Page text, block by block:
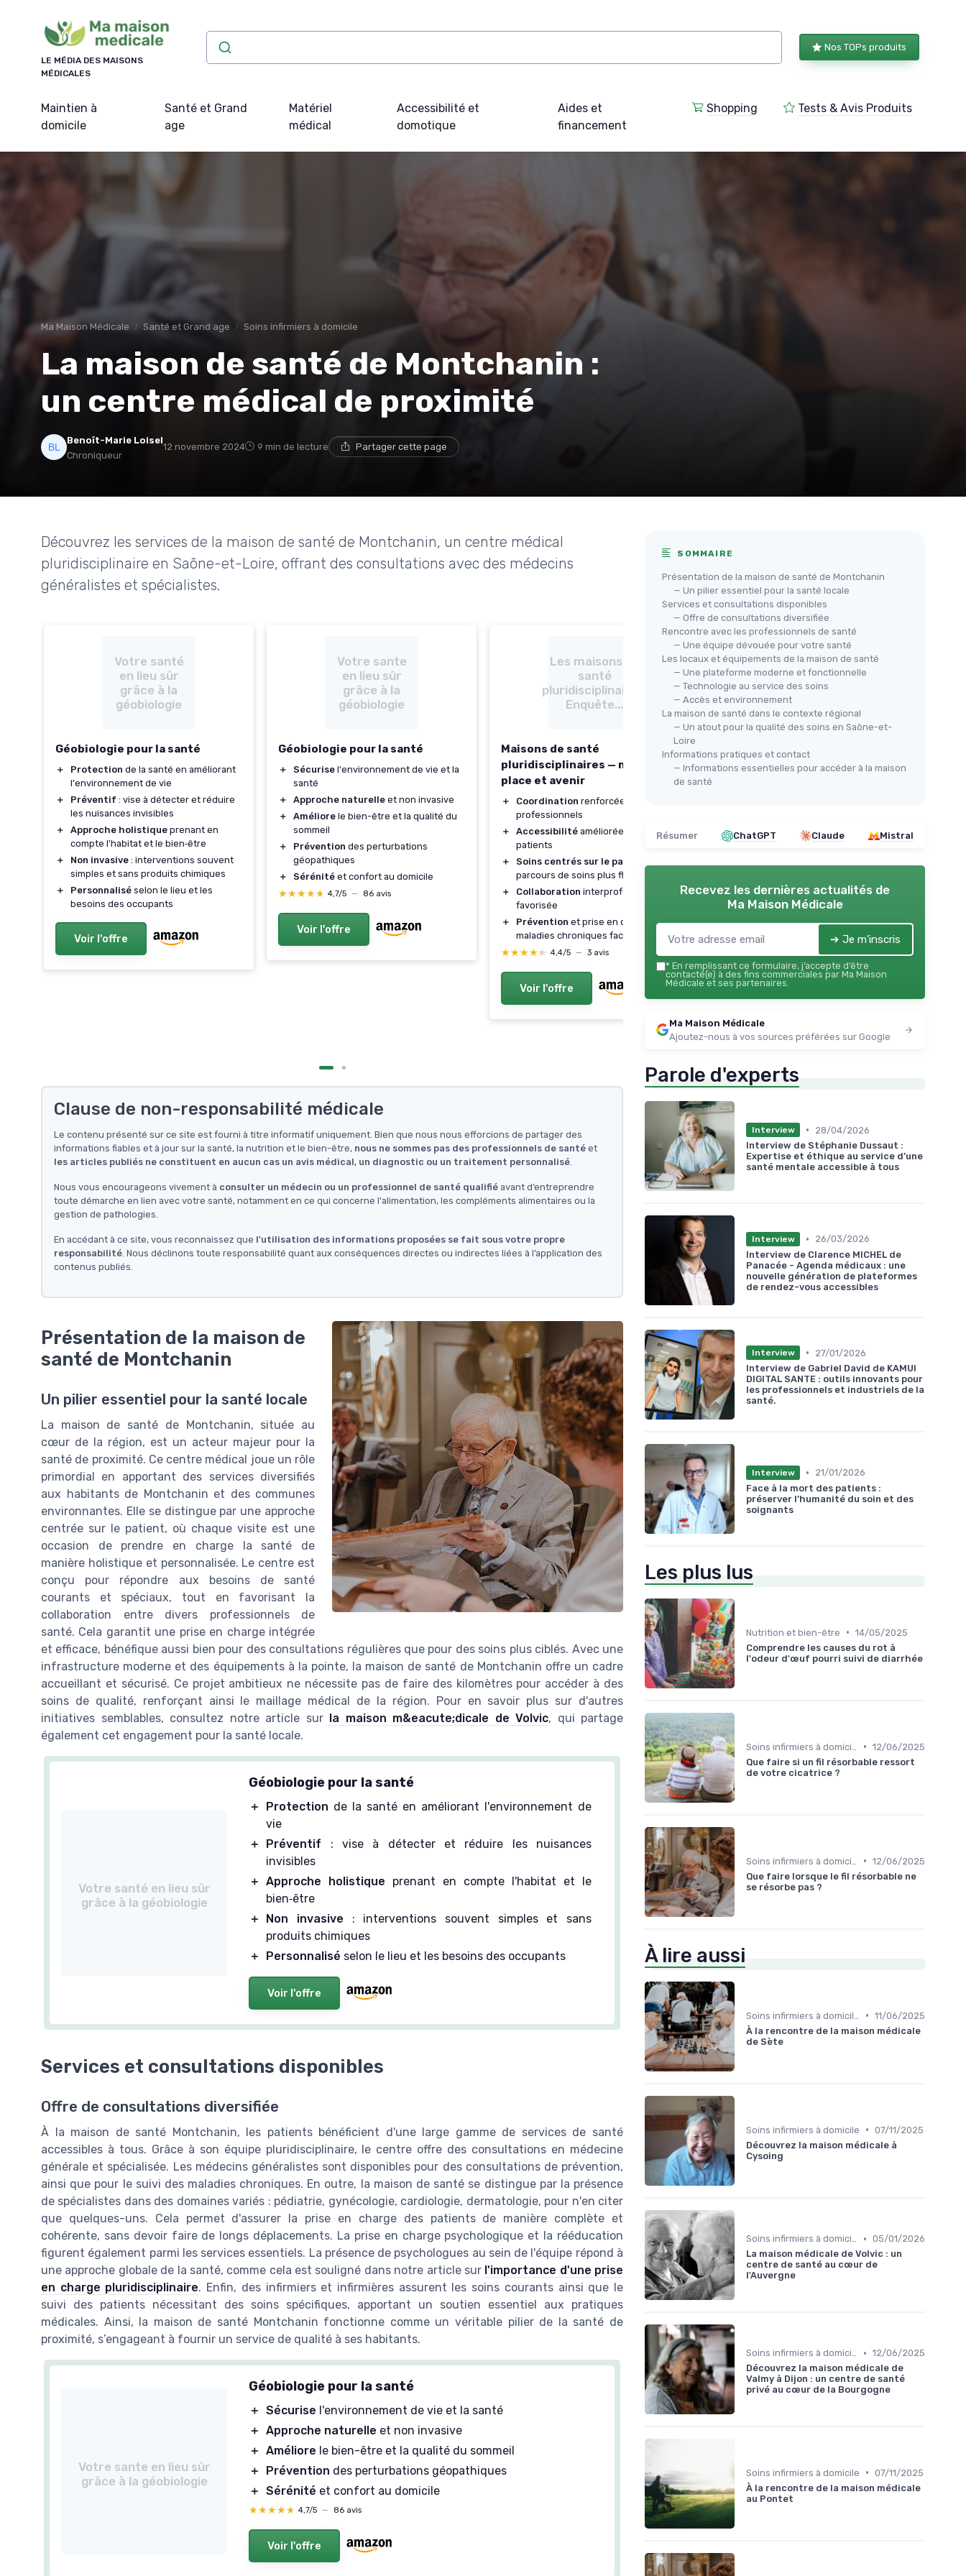
LE MÉDIA DES MAISONS
MÉDICALES
Nos TOPs produits
Maintien à
domicile
Santé et Grand
age
Matériel
médical
Accessibilité et
domotique
Aides et
financement
Shopping Tests & Avis Produits
Ma Maison Médicale Santé et Grand age Soins infirmiers à domicile
La maison de santé de Montchanin :
un centre médical de proximité
Benoît-Marie Loisel
Chroniqueur
12 novembre 2024 9 min de lecture Partager cette page
Découvrez les services de la maison de santé de Montchanin, un centre médical
pluridisciplinaire en Saône-et-Loire, offrant des consultations avec des médecins
généralistes et spécialistes.
Votre santé
en lieu sûr
grâce à la
géobiologie
Géobiologie pour la santé
＋ Protection de la santé en améliorant
l'environnement de vie
＋
Préventif : vise à détecter et réduire
les nuisances invisibles
＋
Approche holistique prenant en
compte l'habitat et le bien‑être
＋
Non invasive : interventions souvent
simples et sans produits chimiques
＋
Personnalisé selon le lieu et les
besoins des occupants
Voir l'offre
Votre sante
en lieu sûr
grâce à la
géobiologie
Géobiologie pour la santé
＋ Sécurise l'environnement de vie et la
santé
＋
Approche naturelle et non invasive
＋
Améliore le bien-être et la qualité du
sommeil
＋
Prévention des perturbations
géopathiques
＋
Sérénité et confort au domicile
★★★★★
★★★★★ 4,7/5 — 86 avis
Voir l'offre
Les maisons de
santé
pluridisciplinaires:
Enquête...
Maisons de santé
pluridisciplinaires — mise en
place et avenir
＋ Coordination renforcée entre
professionnels
＋
Accessibilité améliorée pour les
patients
＋
Soins centrés sur le patient
parcours de soins plus fluides
＋
Collaboration interprofessionnelle
favorisée
＋
Prévention et prise en charge des
maladies chroniques facilitée
★★★★★
★★★★★ 4,4/5 — 3 avis
Voir l'offre
＋ Améliore l' accès aux soins
pour les
＋
Renforce lacoordinationentre
médecins, infirmiers et autres
＋ Permet un meilleur suivi et une plus
＋ Création d'emplois locauxet
dynamisation des territoires
Clause de non-responsabilité médicale
Le contenu présenté sur ce site est fourni à titre informatif uniquement. Bien que nous nous efforcions de partager des
informations fiables et à jour sur la santé, la nutrition et le bien-être, nous ne sommes pas des professionnels de santé et
les articles publiés ne constituent en aucun cas un avis médical, un diagnostic ou un traitement personnalisé.
Nous vous encourageons vivement à consulter un médecin ou un professionnel de santé qualifié avant d’entreprendre
toute démarche en lien avec votre santé, notamment en ce qui concerne l'alimentation, les compléments alimentaires ou la
gestion de pathologies.
En accédant à ce site, vous reconnaissez que l'utilisation des informations proposées se fait sous votre propre
responsabilité. Nous déclinons toute responsabilité quant aux conséquences directes ou indirectes liées à l’application des
contenus publiés.
Présentation de la maison de
santé de Montchanin
Un pilier essentiel pour la santé locale
La maison de santé de Montchanin, située au
cœur de la région, est un acteur majeur pour la
santé de proximité. Ce centre médical joue un rôle
primordial en apportant des services diversifiés
aux habitants de Montchanin et des communes
environnantes. Elle se distingue par une approche
centrée sur le patient, où chaque visite est une
occasion de prendre en charge la santé de
manière holistique et personnalisée. Le centre est
conçu pour répondre aux besoins de santé
courants et spéciaux, tout en favorisant la
collaboration entre divers professionnels de
santé. Cela garantit une prise en charge intégrée
et efficace, bénéfique aussi bien pour des consultations régulières que pour des soins plus ciblés. Avec une
infrastructure moderne et des équipements à la pointe, la maison de santé de Montchanin offre un cadre
accueillant et sécurisé. Ce projet ambitieux ne nécessite pas de faire des kilomètres pour accéder à des
soins de qualité, renforçant ainsi le maillage médical de la région. Pour en savoir plus sur d'autres
initiatives semblables, consultez notre article sur
la maison m&eacute;dicale de Volvic, qui partage
également cet engagement pour la santé locale.
Votre santé en lieu sûr
grâce à la géobiologie
Géobiologie pour la santé
＋ Protection de la santé en améliorant l'environnement de
vie
＋
Préventif : vise à détecter et réduire les nuisances
invisibles
＋ Approche holistique prenant en compte l'habitat et le
bien‑être
＋
Non invasive : interventions souvent simples et sans
produits chimiques
＋
Personnalisé selon le lieu et les besoins des occupants
Voir l'offre
Services et consultations disponibles
Offre de consultations diversifiée
À la maison de santé Montchanin, les patients bénéficient d'une large gamme de services de santé
accessibles à tous. Grâce à son équipe pluridisciplinaire, le centre offre des consultations en médecine
générale et spécialisée. Les médecins généralistes sont disponibles pour des consultations de prévention,
ainsi que pour le suivi des maladies chroniques. En outre, la maison de santé se distingue par la présence
de spécialistes dans des domaines variés : pédiatrie, gynécologie, cardiologie, dermatologie, pour n'en citer
que quelques-uns. Cela permet d'assurer la prise en charge des patients de manière complète et
cohérente, sans devoir faire de longs déplacements. La prise en charge psychologique et la rééducation
figurent également parmi les services essentiels. La présence de psychologues au sein de l'équipe répond à
une approche globale de la santé, comme cela est souligné dans notre article sur l'importance d'une prise
en charge pluridisciplinaire. Enfin, des infirmiers et infirmières assurent les soins courants ainsi que le
suivi des patients nécessitant des soins spécifiques, apportant un soutien essentiel aux pratiques
médicales. Ainsi, la maison de santé Montchanin fonctionne comme un véritable pilier de la santé de
proximité, s’engageant à fournir un service de qualité à ses habitants.
Votre sante en lieu sûr
grâce à la géobiologie
Géobiologie pour la santé
＋ Sécurise l'environnement de vie et la santé
＋ Approche naturelle et non invasive
＋ Améliore le bien-être et la qualité du sommeil
＋
Prévention des perturbations géopathiques
＋ Sérénité et confort au domicile
★★★★★
★★★★★ 4,7/5 — 86 avis
Voir l'offre
SOMMAIRE
Présentation de la maison de santé de Montchanin
— Un pilier essentiel pour la santé locale
Services et consultations disponibles
— Offre de consultations diversifiée
Rencontre avec les professionnels de santé
— Une équipe dévouée pour votre santé
Les locaux et équipements de la maison de santé
— Une plateforme moderne et fonctionnelle
— Technologie au service des soins
— Accès et environnement
La maison de santé dans le contexte régional
— Un atout pour la qualité des soins en Saône-et-
Loire
Informations pratiques et contact
— Informations essentielles pour accéder à la maison
de santé
Résumer ChatGPT Claude Mistral
Recevez les dernières actualités de
Ma Maison Médicale
➔ Je m'inscris
* En remplissant ce formulaire, j’accepte d’être
contacté(e) à des fins commerciales par Ma Maison
Médicale et ses partenaires.
Ma Maison Médicale
Ajoutez-nous à vos sources préférées sur Google
Parole d'experts
Interview •
28/04/2026
Interview de Stéphanie Dussaut :
Expertise et éthique au service d’une
santé mentale accessible à tous
Interview •
26/03/2026
Interview de Clarence MICHEL de
Panacée - Agenda médicaux : une
nouvelle génération de plateformes
de rendez-vous accessibles
Interview •
27/01/2026
Interview de Gabriel David de KAMUI
DIGITAL SANTE : outils innovants pour
les professionnels et industriels de la
santé.
Interview •
21/01/2026
Face à la mort des patients :
préserver l’humanité du soin et des
soignants
Les plus lus
Nutrition et bien-être • 14/05/2025
Comprendre les causes du rot à
l'odeur d'œuf pourri suivi de diarrhée
• 12/06/2025
Que faire si un fil résorbable ressort
de votre cicatrice ?
• 12/06/2025
Que faire lorsque le fil résorbable ne
se résorbe pas ?
À lire aussi
• 11/06/2025
À la rencontre de la maison médicale
de Sète
Soins infirmiers à domicile • 07/11/2025
Découvrez la maison médicale à
Cysoing
Soins infirmiers à domicile • 05/01/2026
La maison médicale de Volvic : un
centre de santé au cœur de
l'Auvergne
Soins infirmiers à domicile • 12/06/2025
Découvrez la maison médicale de
Valmy à Dijon : un centre de santé
privé au cœur de la Bourgogne
Soins infirmiers à domicile • 07/11/2025
À la rencontre de la maison médicale
au Pontet